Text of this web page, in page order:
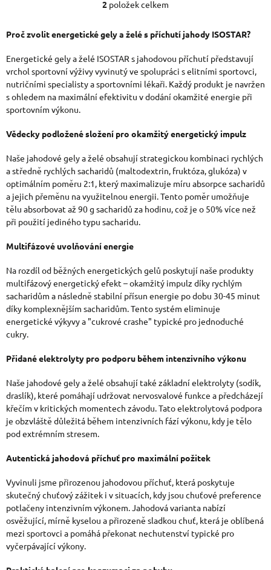
O
V
L
Á
D
C
Í
P
R
V
V
Ý
P
S
U
2 položek celkem
Proč zvolit energetické gely a želé s příchutí jahody ISOSTAR?
Energetické gely a želé ISOSTAR s jahodovou příchutí představují
vrchol sportovní výživy vyvinutý ve spolupráci s elitními sportovci,
nutričními specialisty a sportovními lékaři. Každý produkt je navržen
s ohledem na maximální efektivitu v dodání okamžité energie při
sportovním výkonu.
Vědecky podložené složení pro okamžitý energetický impulz
Naše jahodové gely a želé obsahují strategickou kombinaci rychlých
a středně rychlých sacharidů (maltodextrin, fruktóza, glukóza) v
optimálním poměru 2:1, který maximalizuje míru absorpce sacharidů
a jejich přeměnu na využitelnou energii. Tento poměr umožňuje
tělu absorbovat až 90 g sacharidů za hodinu, což je o 50% více než
při použití jediného typu sacharidu.
Multifázové uvolňování energie
Na rozdíl od běžných energetických gelů poskytují naše produkty
multifázový energetický efekt – okamžitý impulz díky rychlým
sacharidům a následně stabilní přísun energie po dobu 30-45 minut
díky komplexnějším sacharidům. Tento systém eliminuje
energetické výkyvy a "cukrové crashe" typické pro jednoduché
cukry.
Přidané elektrolyty pro podporu během intenzivního výkonu
Naše jahodové gely a želé obsahují také základní elektrolyty (sodík,
draslík), které pomáhají udržovat nervosvalové funkce a předcházejí
křečím v kritických momentech závodu. Tato elektrolytová podpora
je obzvláště důležitá během intenzivních fází výkonu, kdy je tělo
pod extrémním stresem.
Autentická jahodová příchuť pro maximální požitek
Vyvinuli jsme přirozenou jahodovou příchuť, která poskytuje
skutečný chuťový zážitek i v situacích, kdy jsou chuťové preference
potlačeny intenzivním výkonem. Jahodová varianta nabízí
osvěžující, mírně kyselou a přirozeně sladkou chuť, která je oblíbená
mezi sportovci a pomáhá překonat nechutenství typické pro
vyčerpávající výkony.